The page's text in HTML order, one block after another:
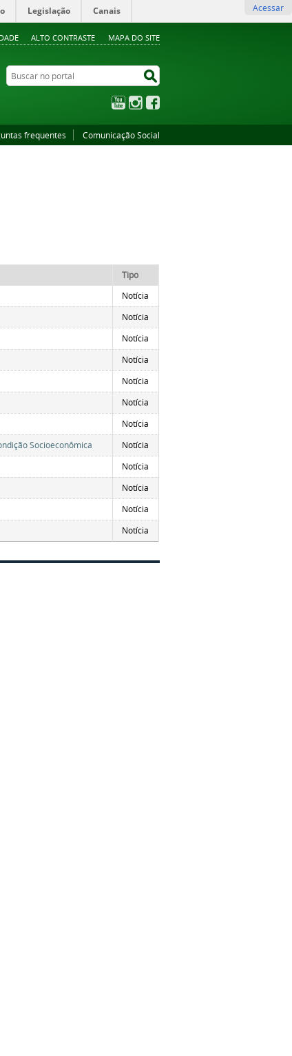
ALTO CONTRASTE MAPA DO SITE
Legislação Canais Acessar
Buscar no portal
YouTubeInstagram
frequentes Comunicação Social
Tipo
Notícia
Notícia
Notícia
Notícia
Notícia
Notícia
Notícia
Socioeconômica
Notícia
Notícia
Notícia
Notícia
Notícia